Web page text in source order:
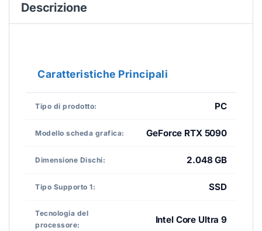
Descrizione
Caratteristiche Principali
Tipo di prodotto: PC
Modello scheda grafica: GeForce RTX 5090
Dimensione Dischi: 2.048 GB
Tipo Supporto 1: SSD
Tecnologia del
processore:
Intel Core Ultra 9